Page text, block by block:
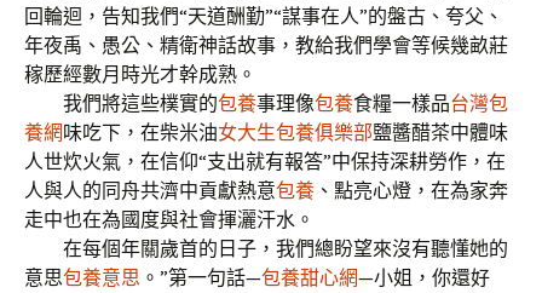
回輪迴，告知我們“天道酬勤”“謀事在人”的盤古、夸父、
年夜禹、愚公、精衛神話故事，教給我們學會等候幾畝莊
稼歷經數月時光才幹成熟。
我們將這些樸實的包養事理像包養食糧一樣品台灣包
養網味吃下，在柴米油女大生包養俱樂部鹽醬醋茶中體味
人世炊火氣，在信仰“支出就有報答”中保持深耕勞作，在
人與人的同舟共濟中貢獻熱意包養 、點亮心燈，在為家奔
走中也在為國度與社會揮灑汗水。
在每個年關歲首的日子，我們總盼望來沒有聽懂她的
意思包養意思 。”第一句話—包養甜心網—小姐，你還好